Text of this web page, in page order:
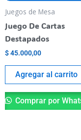
Juegos de Mesa
Juego De Cartas
Destapados
$45.000,00
Agregar al carrito
Comprar por